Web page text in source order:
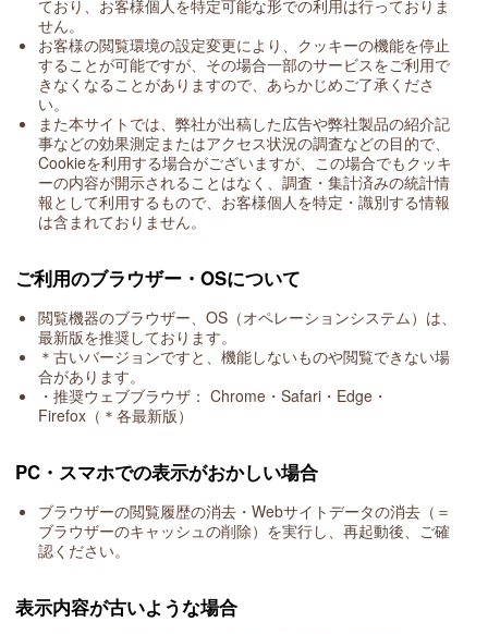
ており、お客様個人を特定可能な形での利用は行っておりま
せん。
お客様の閲覧環境の設定変更により、クッキーの機能を停止
することが可能ですが、その場合一部のサービスをご利用で
きなくなることがありますので、あらかじめご了承くださ
い。
また本サイトでは、弊社が出稿した広告や弊社製品の紹介記
事などの効果測定またはアクセス状況の調査などの目的で、
Cookieを利用する場合がございますが、この場合でもクッキ
ーの内容が開示されることはなく、調査・集計済みの統計情
報として利用するもので、お客様個人を特定・識別する情報
は含まれておりません。
ご利用のブラウザー・OSについて
閲覧機器のブラウザー、OS（オペレーションシステム）は、
最新版を推奨しております。
＊古いバージョンですと、機能しないものや閲覧できない場
合があります。
・推奨ウェブブラウザ： Chrome・Safari・Edge・
Firefox（＊各最新版）
PC・スマホでの表示がおかしい場合
ブラウザーの閲覧履歴の消去・Webサイトデータの消去（＝
ブラウザーのキャッシュの削除）を実行し、 再起動後、ご確
認ください。
表示内容が古いような場合
カ
タ
ロ
グ